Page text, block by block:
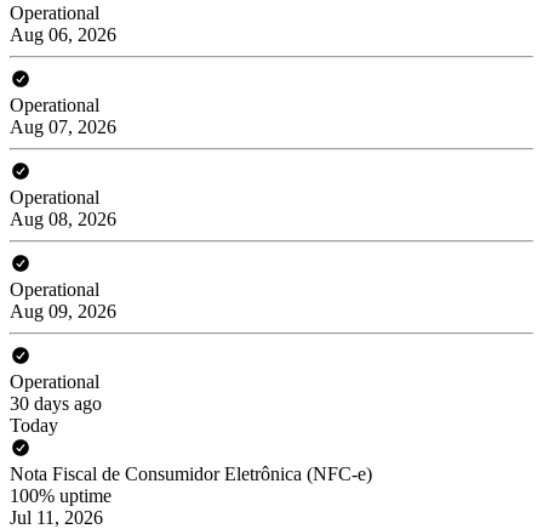
Operational
Aug 06, 2026
Operational
Aug 07, 2026
Operational
Aug 08, 2026
Operational
Aug 09, 2026
Operational
30 days ago
Today
Nota Fiscal de Consumidor Eletrônica (NFC-e)
100% uptime
Jul 11, 2026